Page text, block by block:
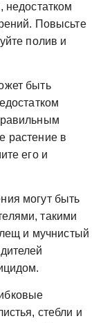
недостатком
Повысьте
полив и
быть
растение в
его и
могут быть
такими
и мучнистый
стебли и